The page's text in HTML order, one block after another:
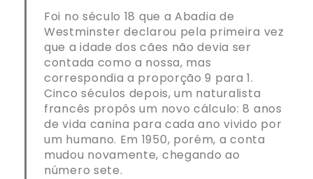
Foi no século 18 que a Abadia de
Westminster declarou pela primeira vez
que a idade dos cães não devia ser
contada como a nossa, mas
correspondia a proporção 9 para 1.
Cinco séculos depois, um naturalista
francês propôs um novo cálculo: 8 anos
de vida canina para cada ano vivido por
um humano. Em 1950, porém, a conta
mudou novamente, chegando ao
número sete.